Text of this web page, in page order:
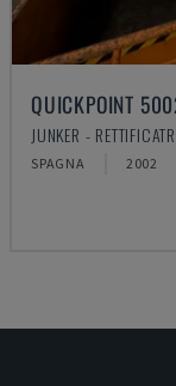
QUICKPOINT
JUNKER -
SPAGNA 2002